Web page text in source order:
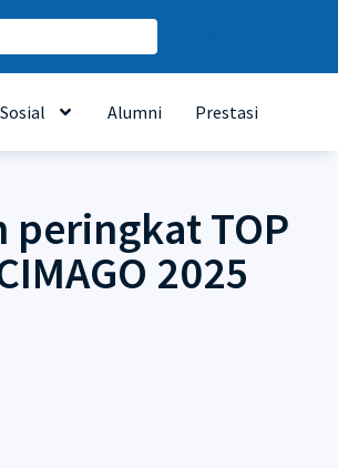
Alumni Prestasi
peringkat TOP
2025